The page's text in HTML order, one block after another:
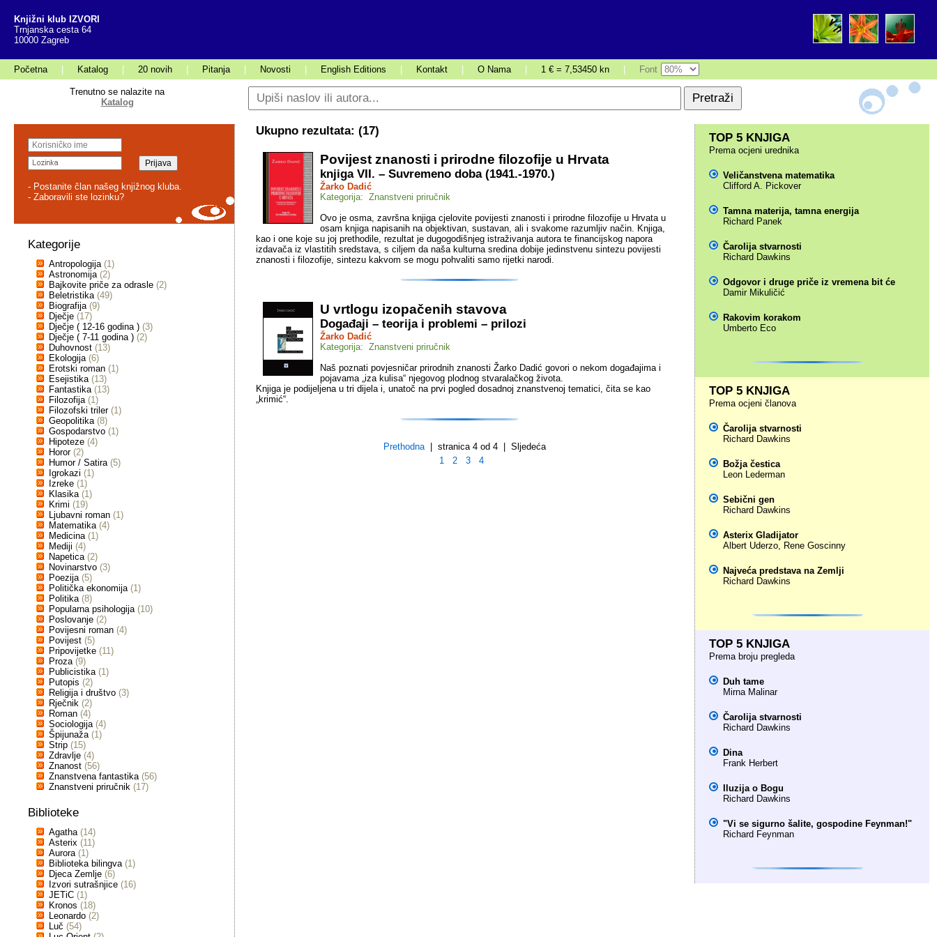
Knjižni klub IZVORI
Trnjanska cesta 64
10000 Zagreb
Početna Katalog 20 novih Pitanja Novosti English Editions Kontakt O Nama 1 € = 7,53450 kn Font
Trenutno se nalazite na
Katalog
- Postanite član našeg knjižnog kluba.
- Zaboravili ste lozinku?
Kategorije
Antropologija (1)
Astronomija (2)
Bajkovite priče za odrasle (2)
Beletristika (49)
Biografija (9)
Dječje (17)
Dječje ( 12-16 godina ) (3)
Dječje ( 7-11 godina ) (2)
Duhovnost (13)
Ekologija (6)
Erotski roman (1)
Esejistika (13)
Fantastika (13)
Filozofija (1)
Filozofski triler (1)
Geopolitika (8)
Gospodarstvo (1)
Hipoteze (4)
Horor (2)
Humor / Satira (5)
Igrokazi (1)
Izreke (1)
Klasika (1)
Krimi (19)
Ljubavni roman (1)
Matematika (4)
Medicina (1)
Mediji (4)
Napetica (2)
Novinarstvo (3)
Poezija (5)
Politička ekonomija (1)
Politika (8)
Popularna psihologija (10)
Poslovanje (2)
Povijesni roman (4)
Povijest (5)
Pripovijetke (11)
Proza (9)
Publicistika (1)
Putopis (2)
Religija i društvo (3)
Rječnik (2)
Roman (4)
Sociologija (4)
Špijunaža (1)
Strip (15)
Zdravlje (4)
Znanost (56)
Znanstvena fantastika (56)
Znanstveni priručnik (17)
Biblioteke
Agatha (14)
Asterix (11)
Aurora (1)
Biblioteka bilingva (1)
Djeca Zemlje (6)
Izvori sutrašnjice (16)
JETiC (1)
Kronos (18)
Leonardo (2)
Luč (54)
Ukupno rezultata: (17)
Povijest znanosti i prirodne filozofije u Hrvata
knjiga VII. – Suvremeno doba (1941.-1970.)
Žarko Dadić
Kategorija: Znanstveni priručnik
Ovo je osma, završna knjiga cjelovite povijesti znanosti i prirodne filozofije u Hrvata u
osam knjiga napisanih na objektivan, sustavan, ali i svakome razumljiv način. Knjiga,
kao i one koje su joj prethodile, rezultat je dugogodišnjeg istraživanja autora te financijskog napora
izdavača iz vlastitih sredstava, s ciljem da naša kulturna sredina dobije jedinstvenu sintezu povijesti
znanosti i filozofije, sintezu kakvom se mogu pohvaliti samo rijetki narodi.
U vrtlogu izopačenih stavova
Događaji – teorija i problemi – prilozi
Žarko Dadić
Kategorija: Znanstveni priručnik
Naš poznati povjesničar prirodnih znanosti Žarko Dadić govori o nekom događajima i
pojavama „iza kulisa“ njegovog plodnog stvaralačkog života.
Knjiga je podijeljena u tri dijela i, unatoč na prvi pogled dosadnoj znanstvenoj tematici, čita se kao
„krimić“.
Prethodna| stranica 4 od 4 | Sljedeća
1
2 3 4
TOP 5 KNJIGA
Prema ocjeni urednika
Veličanstvena matematika
Clifford A. Pickover
Tamna materija, tamna energija
Richard Panek
Čarolija stvarnosti
Richard Dawkins
Odgovor i druge priče iz vremena bit će
Damir Mikuličić
Rakovim korakom
Umberto Eco
TOP 5 KNJIGA
Prema ocjeni članova
Čarolija stvarnosti
Richard Dawkins
Božja čestica
Leon Lederman
Sebični gen
Richard Dawkins
Asterix Gladijator
Albert Uderzo, Rene Goscinny
Najveća predstava na Zemlji
Richard Dawkins
TOP 5 KNJIGA
Prema broju pregleda
Duh tame
Mirna Malinar
Čarolija stvarnosti
Richard Dawkins
Dina
Frank Herbert
Iluzija o Bogu
Richard Dawkins
"Vi se sigurno šalite, gospodine Feynman!"
Richard Feynman